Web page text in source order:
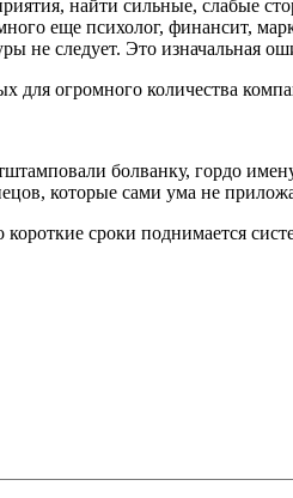
найти сильные, слабые
еще психолог, финансит,
не следует. Это изначальная
для огромного количества
болванку, гордо
которые сами ума не
сроки поднимается